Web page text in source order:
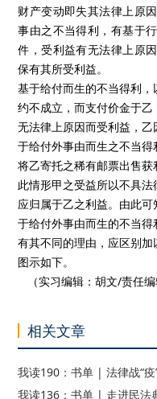
财产变动即失其法律上原
事由之不当得利，有基于
件，受利益有无法律上原
保有其所受利益。
基于给付而生的不当得利
约不成立，而支付价金于
无法律上原因而受利益，
于给付外事由而生之不当
将乙寄托之稀有邮票出售
此情形甲之受益所以不具
应归属于乙之利益。由此
于给付外事由而生的不当
有其不同的理由，应区别加
图示如下。
（实习编辑：胡文/责任编
相关文章
我读190：书单 | 法律战“
我读136：书单 | 走进民